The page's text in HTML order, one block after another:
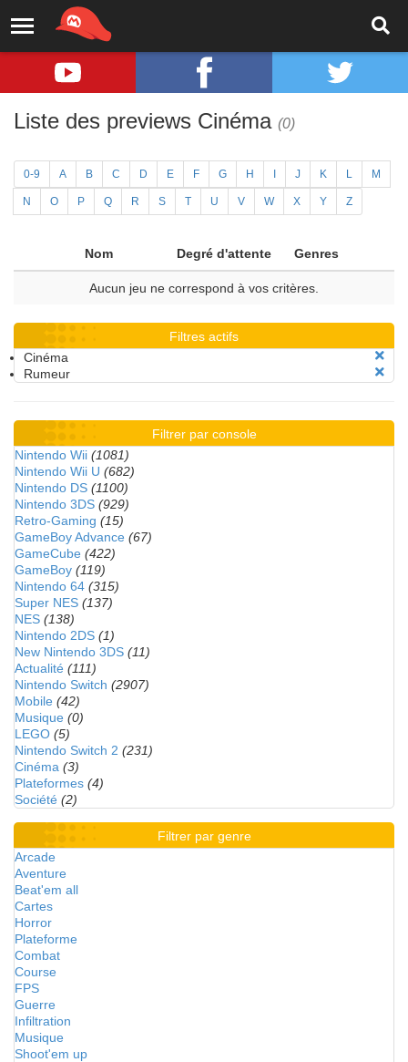
Liste des previews Cinéma (0)
0-9 A B C D E F G H J K L M
N O P Q R S T U V W X Y Z
Nom Degré d'attente Genres
Aucun jeu ne correspond à vos critères.
Filtres actifs
Cinéma
Rumeur
Filtrer par console
Nintendo Wii (1081)
Nintendo Wii U (682)
Nintendo DS (1100)
Nintendo 3DS (929)
Retro-Gaming (15)
GameBoy Advance (67)
GameCube (422)
GameBoy (119)
Nintendo 64 (315)
Super NES (137)
NES (138)
Nintendo 2DS (1)
New Nintendo 3DS (11)
Actualité (111)
Nintendo Switch (2907)
Mobile (42)
Musique (0)
LEGO (5)
Nintendo Switch 2 (231)
Cinéma (3)
Plateformes (4)
Société (2)
Filtrer par genre
Arcade
Aventure
Beat'em all
Cartes
Horror
Plateforme
Combat
Course
FPS
Guerre
Infiltration
Musique
Shoot'em up